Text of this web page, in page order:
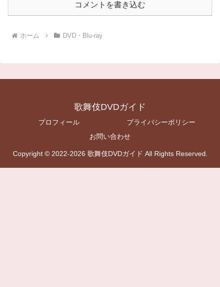
コメントを書き込む
ホーム DVD・Blu-ray
歌舞伎DVDガイド
プロフィール
プライバシーポリシー
お問い合わせ
Copyright © 2022-2026 歌舞伎DVDガイド All Rights Reserved.